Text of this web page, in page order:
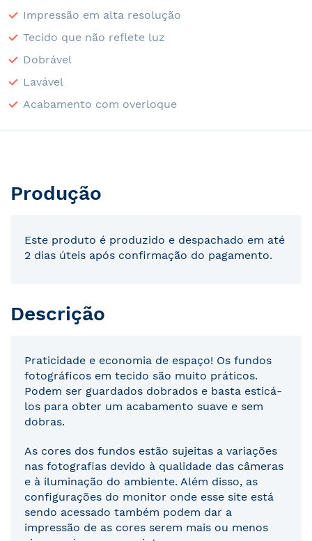
Impressão em alta resolução
Tecido que não reflete luz
Dobrável
Lavável
Acabamento com overloque
Produção
Este produto é produzido e despachado em até
2 dias úteis após confirmação do pagamento.
Descrição
Praticidade e economia de espaço! Os fundos
fotográficos em tecido são muito práticos.
Podem ser guardados dobrados e basta esticá-
los para obter um acabamento suave e sem
dobras.
As cores dos fundos estão sujeitas a variações
nas fotografias devido à qualidade das câmeras
e à iluminação do ambiente. Além disso, as
configurações do monitor onde esse site está
sendo acessado também podem dar a
impressão de as cores serem mais ou menos